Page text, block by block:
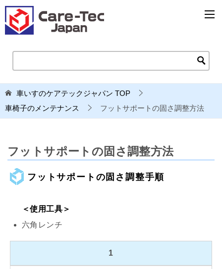
車いすのケアテックジャパン TOP
車椅子のメンテナンス
フットサポートの固さ調整方法
フットサポートの固さ調整方法
フットサポートの固さ調整手順
＜使用工具＞
六角レンチ
1